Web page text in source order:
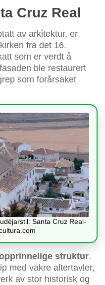
Cruz Real
av arkitektur, er
kirken fra det 16.
som er verdt å
ble restaurert
som forårsaket
Santa Cruz Real-
struktur.
med vakre altertavler,
av stor historisk og